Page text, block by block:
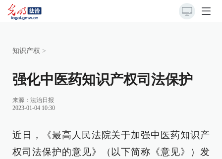
知识产权 >
强化中医药知识产权司法保护
来源： 法治日报
2023-01-04 10:30
近日，《最高人民法院关于加强中医药知识产
权司法保护的意见》（以下简称《意见》）发